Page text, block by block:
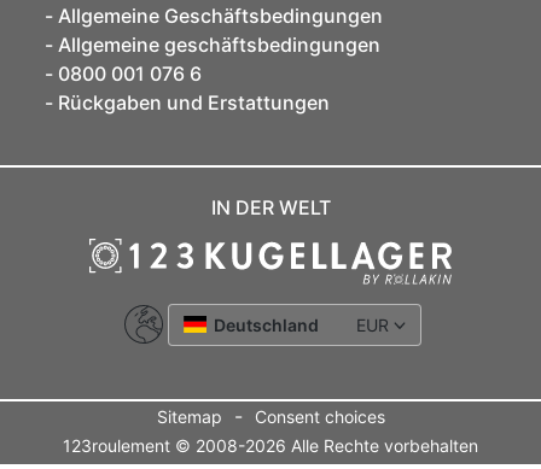
Allgemeine Geschäftsbedingungen
Allgemeine geschäftsbedingungen
0800 001 076 6
Rückgaben und Erstattungen
IN DER WELT
Deutschland EUR
Sitemap -
Consent choices
123roulement © 2008-2026 Alle Rechte vorbehalten